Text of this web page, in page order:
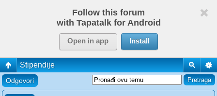
Follow this forum
with Tapatalk for Android
Open in app Install
Stipendije
Odgovori